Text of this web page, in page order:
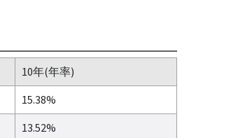
10年(年率)
15.38%
13.52%